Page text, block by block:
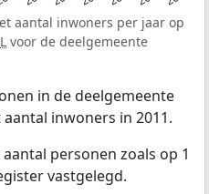
aantal inwoners per jaar op
voor de deelgemeente
in de deelgemeente
inwoners in 2011.
personen zoals op 1
vastgelegd.